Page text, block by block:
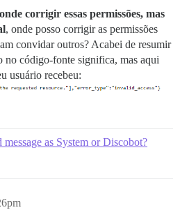
corrigir essas permissões, mas
, onde posso corrigir as permissões
convidar outros? Acabei de resumir
no código-fonte significa, mas aqui
usuário recebeu:
as System or Discobot?